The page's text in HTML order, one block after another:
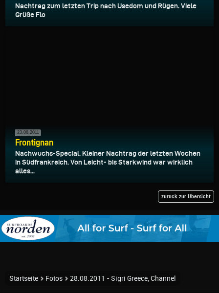
Nachtrag zum letzten Trip nach Usedom und Rügen. Viele
Grüße Flo
23.08.2011
Frontignan
Nachwuchs-Special. Kleiner Nachtrag der letzten Wochen
in Südfrankreich. Von Leicht- bis Starkwind war wirklich
alles...
zurück zur Übersicht
Startseite Fotos 28.08.2011 - Sigri Greece, Channel